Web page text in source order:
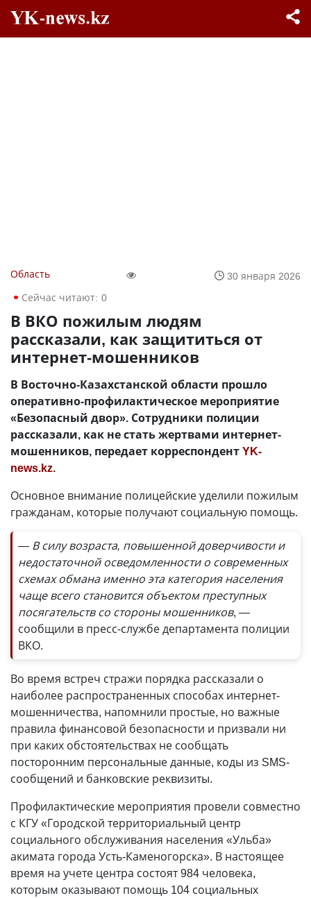
Область
30 января 2026
Сейчас читают: 0
В ВКО пожилым людям
рассказали, как защититься от
интернет-мошенников
В Восточно-Казахстанской области прошло
оперативно-профилактическое мероприятие
«Безопасный двор». Сотрудники полиции
рассказали, как не стать жертвами интернет-
мошенников, передает корреспондентYK-
news.kz.
Основное внимание полицейские уделили пожилым
гражданам, которые получают социальную помощь.
— В силу возраста, повышенной доверчивости и
недостаточной осведомленности о современных
схемах обмана именно эта категория населения
чаще всего становится объектом преступных
посягательств со стороны мошенников, —
сообщили в пресс-службе департамента полиции
ВКО.
Во время встреч стражи порядка рассказали о
наиболее распространенных способах интернет-
мошенничества, напомнили простые, но важные
правила финансовой безопасности и призвали ни
при каких обстоятельствах не сообщать
посторонним персональные данные, коды из SMS-
сообщений и банковские реквизиты.
Профилактические мероприятия провели совместно
с КГУ «Городской территориальный центр
социального обслуживания населения «Ульба»
акимата города Усть-Каменогорска». В настоящее
время на учете центра состоят 984 человека,
которым оказывают помощь 104 социальных